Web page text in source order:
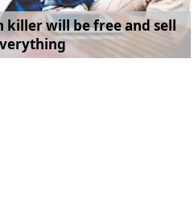
killer will be free and sell